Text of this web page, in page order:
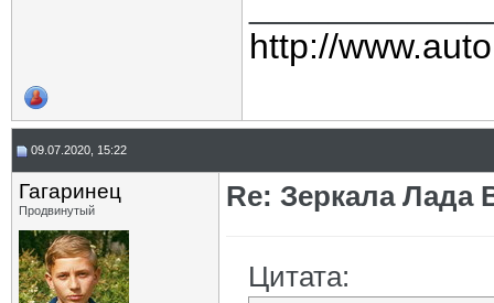
http://
09.07.2020, 15:22
Гагаринец
Продвинутый Re: Зеркала Лада
Цитата: